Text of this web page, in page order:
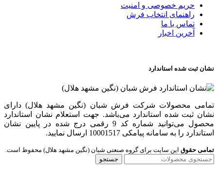
حریم خصوصی و امنیت
راهنمای انتخاب فرش
تماس با ما
آخرین اخبار
نشان ثبت شده استاندارد
تمامی محصولات شرکت فرش شبان (نگین مشهد هلال) دارای
نشان ثبت شده استاندارد می‌باشد. جهت استعلام نشان استاندارد
محصول می‌توانید شماره کد 9 رقمی درج شده در پایین نشان
استاندارد را به سامانه پیامکی 10001517 ارسال نمایید.
تمامی حقوق این سایت برای گروه صنعتی شبان (نگین مشهد هلال) محفوظ است.
جستجو